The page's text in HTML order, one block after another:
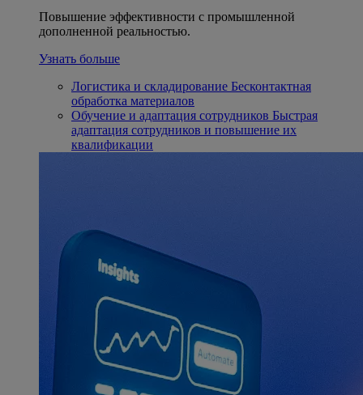
Повышение эффективности с промышленной
дополненной реальностью.
Узнать больше
Логистика и складирование Бесконтактная
обработка материалов
Обучение и адаптация сотрудников Быстрая
адаптация сотрудников и повышение их
квалификации